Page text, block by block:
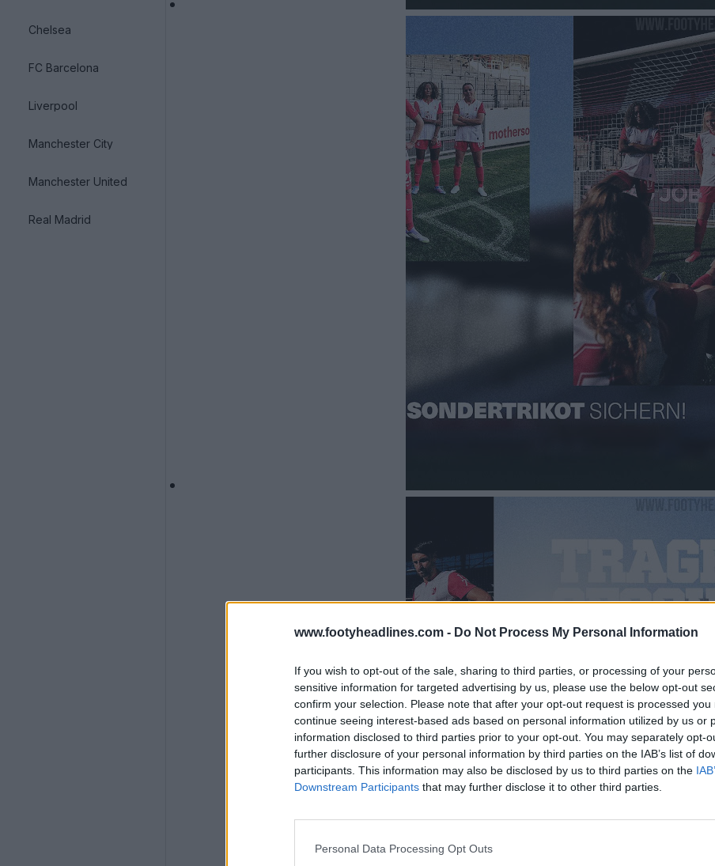
www.footyheadlines.com - Do Not Process My Personal Information
If you wish to opt-out of the sale, sharing to third parties, or processing of your
sensitive information for targeted advertising by us, please use the below opt-out
confirm your selection. Please note that after your opt-out request is processed you
continue seeing interest-based ads based on personal information utilized by us or
information disclosed to third parties prior to your opt-out. You may separately opt-
further disclosure of your personal information by third parties on the IAB’s list of
participants. This information may also be disclosed by us to third parties on the
Downstream Participants that may further disclose it to other third parties.
Personal Data Processing Opt Outs
Chelsea
FC Barcelona
Liverpool
Manchester City
Manchester United
Real Madrid